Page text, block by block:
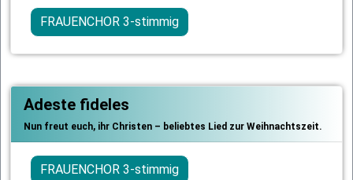
FRAUENCHOR 3-stimmig
Adeste fideles
Nun freut euch, ihr Christen – beliebtes Lied zur Weihnachtszeit.
FRAUENCHOR 3-stimmig